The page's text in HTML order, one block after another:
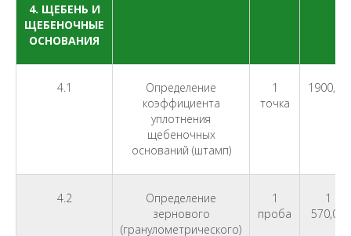
4. ЩЕБЕНЬ И
ЩЕБЕНОЧНЫЕ
ОСНОВАНИЯ
4.1
Определение
коэффициента
уплотнения
щебеночных
оснований (штамп)
1
точка
1900,00
4.2
Определение
зернового
(гранулометрического)
1
проба
1
570,00